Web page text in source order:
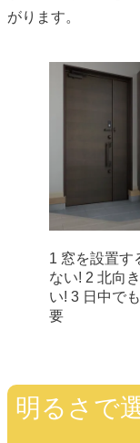
がります。
1 窓を設置す
ない! 2 北向
い! 3 日中で
要
明るさで